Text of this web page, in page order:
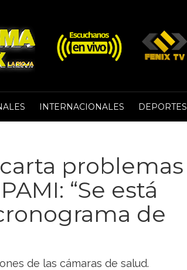
INTERNACIONALES DEPORTES
problemas
“Se está
de
de las cámaras de salud.